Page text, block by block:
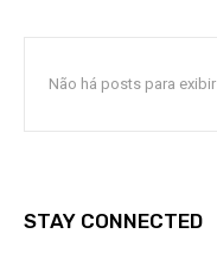
Não há posts para exibir
STAY CONNECTED